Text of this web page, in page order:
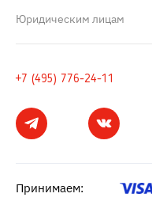
Юридическим лицам
+7 (495) 776-24-11
Принимаем: